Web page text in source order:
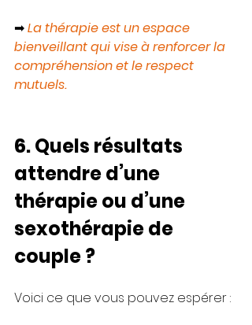
➡ La thérapie est un espace
bienveillant qui vise à renforcer la
compréhension et le respect
mutuels.
6. Quels résultats
attendre d’une
thérapie ou d’une
sexothérapie de
couple ?
Voici ce que vous pouvez espérer :